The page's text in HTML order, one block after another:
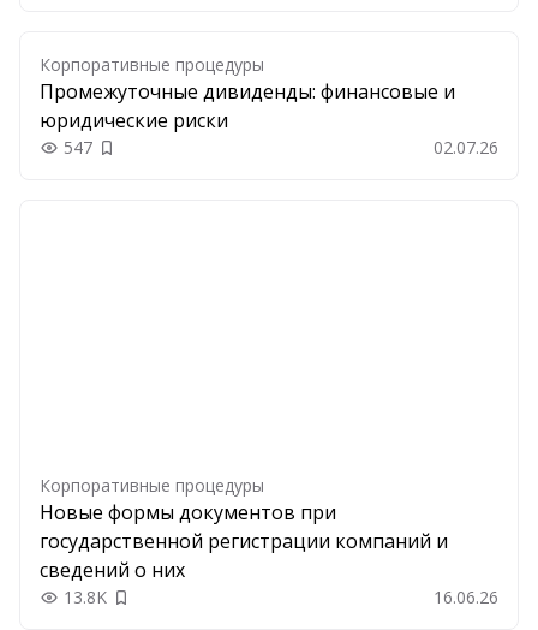
Корпоративные процедуры
Промежуточные дивиденды: финансовые и
юридические риски
547 Добавить в закладки 02.07.26
Корпоративные процедуры
Новые формы документов при
государственной регистрации компаний и
сведений о них
13.8K Добавить в закладки 16.06.26